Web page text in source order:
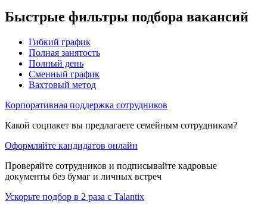
Быстрые фильтры подбора вакансий
Гибкий график
Полная занятость
Полный день
Сменный график
Вахтовый метод
Корпоративная поддержка сотрудников
Какой соцпакет вы предлагаете семейным сотрудникам?
Оформляйте кандидатов онлайн
Проверяйте сотрудников и подписывайте кадровые
документы без бумаг и личных встреч
Ускорьте подбор в 2 раза с Talantix